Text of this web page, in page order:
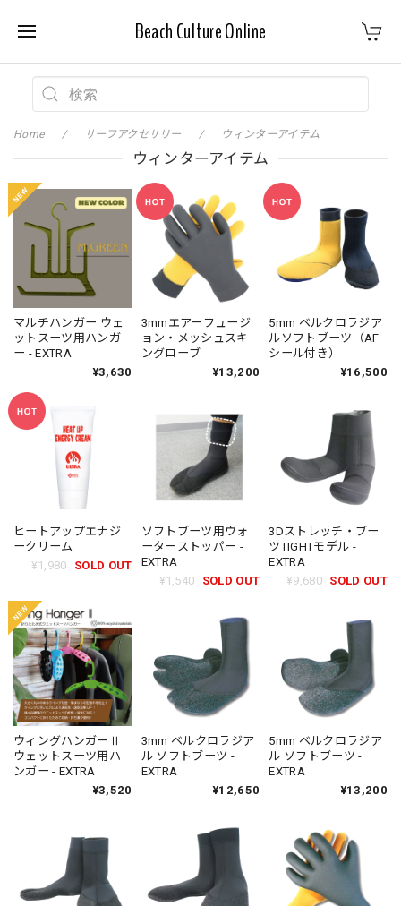
Beach Culture Online
Home サーフアクセサリー ウィンターアイテム
ウィンターアイテム
マルチハンガー ウェ
ットスーツ用ハンガ
ー - EXTRA
¥3,630
3mmエアーフュージ
ョン・メッシュスキ
ングローブ
¥13,200
5mm ベルクロラジア
ルソフトブーツ（AF
シール付き）
¥16,500
ヒートアップエナジ
ークリーム
¥1,980
SOLD OUT
ソフトブーツ用ウォ
ーターストッパー -
EXTRA
¥1,540
SOLD OUT
3Dストレッチ・ブー
ツTIGHTモデル -
EXTRA
¥9,680 SOLD OUT
ウィングハンガーⅡ
ウェットスーツ用ハ
ンガー - EXTRA
¥3,520
3mm ベルクロラジア
ル ソフトブーツ -
EXTRA
¥12,650
5mm ベルクロラジア
ル ソフトブーツ -
EXTRA
¥13,200